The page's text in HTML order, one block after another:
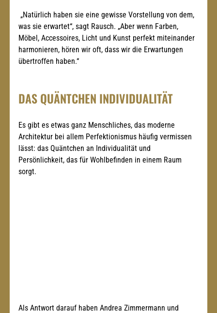
was sie erwartet“, sagt Rausch. „Aber wenn Farben,
Möbel, Accessoires, Licht und Kunst perfekt miteinander
harmonieren, hören wir oft, dass wir die Erwartungen
übertroffen haben.“
DAS QUÄNTCHEN INDIVIDUALITÄT
Es gibt es etwas ganz Menschliches, das moderne
Architektur bei allem Perfektionismus häufig vermissen
lässt: das Quäntchen an Individualität und
Persönlichkeit, das für Wohlbefinden in einem Raum
sorgt.
Als Antwort darauf haben Andrea Zimmermann und